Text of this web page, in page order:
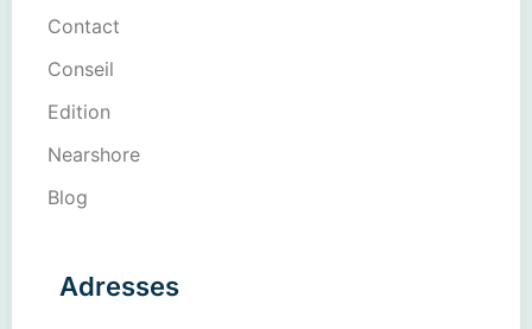
Contact
Conseil
Edition
Nearshore
Blog
Adresses